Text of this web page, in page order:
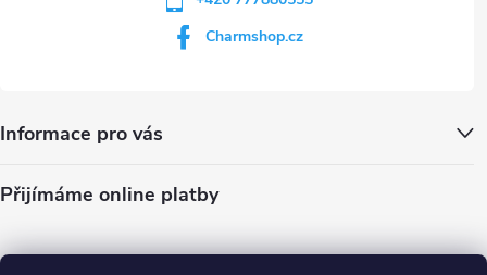
Charmshop.cz
Informace pro vás
Přijímáme online platby